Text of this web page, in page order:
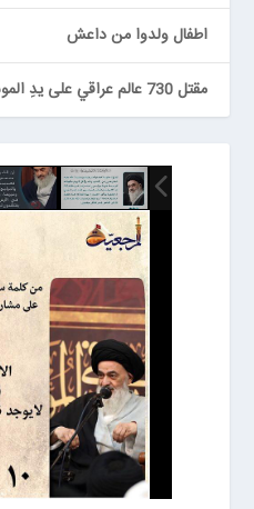
اطفال ولدوا من داعش
مقتل 730 عالم عراقي على يدِ الموساد